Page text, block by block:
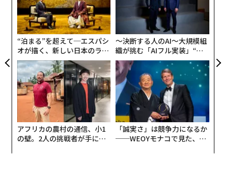
“泊まる”を超えて─エスパシ
オが描く、新しい日本のラグ
ジュアリー（中編）
〜決断する人のAI〜大規模組
織が挑む「AIフル実装」“使
う”企業から“動く”企業へ【N
TTドコモビジネス×PwC】
アフリカの農村の通信、小1
の壁。2人の挑戦者が手にし
「誠実さ」は競争力になるか
──WEOYモナコで見た、く